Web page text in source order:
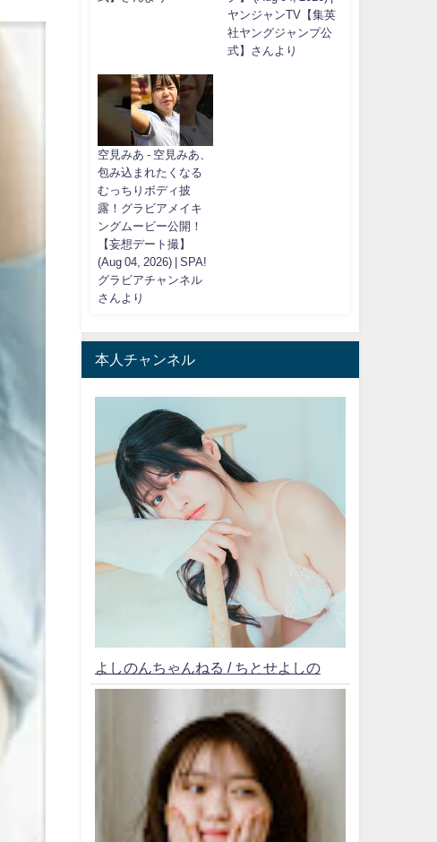
ヤンジャンTV【集英
社ヤングジャンプ公
式】さんより
空見みあ - 空見みあ、
包み込まれたくなる
むっちりボディ披
露！グラビアメイキ
ングムービー公開！
【妄想デート撮】
(Aug 04, 2026) | SPA!
グラビアチャンネル
さんより
本人チャンネル
よしのんちゃんねる / ちとせよしの